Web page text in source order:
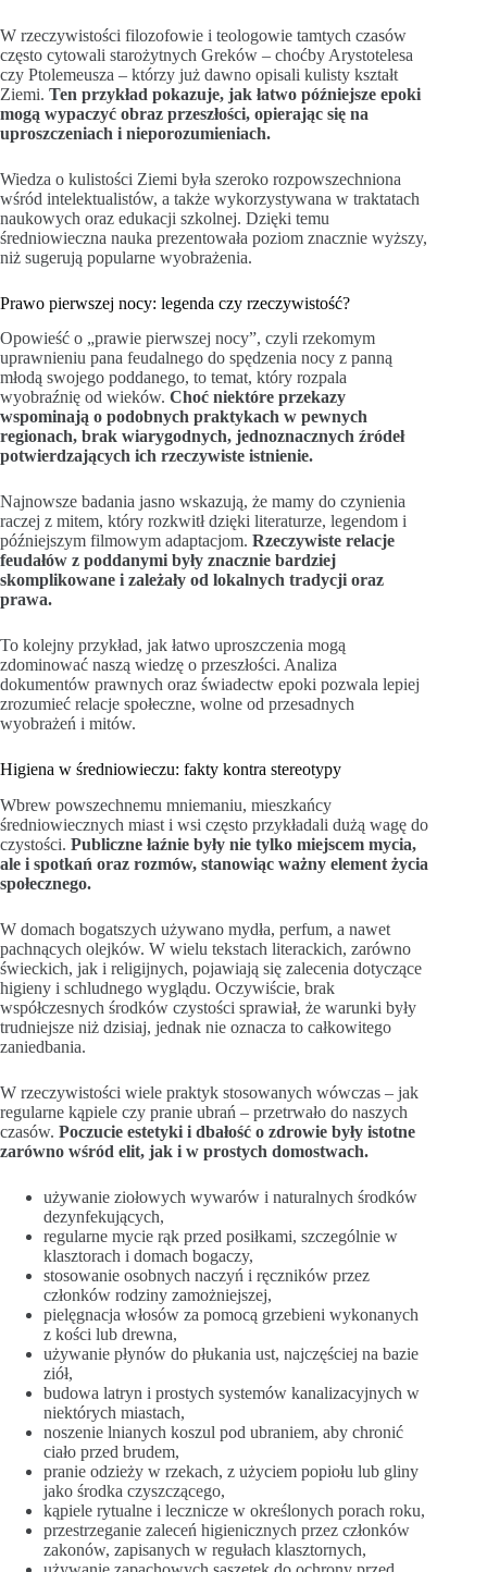
W rzeczywistości filozofowie i teologowie tamtych czasów
często cytowali starożytnych Greków – choćby Arystotelesa
czy Ptolemeusza – którzy już dawno opisali kulisty kształt
Ziemi. Ten przykład pokazuje, jak łatwo późniejsze epoki
mogą wypaczyć obraz przeszłości, opierając się na
uproszczeniach i nieporozumieniach.
Wiedza o kulistości Ziemi była szeroko rozpowszechniona
wśród intelektualistów, a także wykorzystywana w traktatach
naukowych oraz edukacji szkolnej. Dzięki temu
średniowieczna nauka prezentowała poziom znacznie wyższy,
niż sugerują popularne wyobrażenia.
Prawo pierwszej nocy: legenda czy rzeczywistość?
Opowieść o „prawie pierwszej nocy”, czyli rzekomym
uprawnieniu pana feudalnego do spędzenia nocy z panną
młodą swojego poddanego, to temat, który rozpala
wyobraźnię od wieków. Choć niektóre przekazy
wspominają o podobnych praktykach w pewnych
regionach, brak wiarygodnych, jednoznacznych źródeł
potwierdzających ich rzeczywiste istnienie.
Najnowsze badania jasno wskazują, że mamy do czynienia
raczej z mitem, który rozkwitł dzięki literaturze, legendom i
późniejszym filmowym adaptacjom. Rzeczywiste relacje
feudałów z poddanymi były znacznie bardziej
skomplikowane i zależały od lokalnych tradycji oraz
prawa.
To kolejny przykład, jak łatwo uproszczenia mogą
zdominować naszą wiedzę o przeszłości. Analiza
dokumentów prawnych oraz świadectw epoki pozwala lepiej
zrozumieć relacje społeczne, wolne od przesadnych
wyobrażeń i mitów.
Higiena w średniowieczu: fakty kontra stereotypy
Wbrew powszechnemu mniemaniu, mieszkańcy
średniowiecznych miast i wsi często przykładali dużą wagę do
czystości. Publiczne łaźnie były nie tylko miejscem mycia,
ale i spotkań oraz rozmów, stanowiąc ważny element życia
społecznego.
W domach bogatszych używano mydła, perfum, a nawet
pachnących olejków. W wielu tekstach literackich, zarówno
świeckich, jak i religijnych, pojawiają się zalecenia dotyczące
higieny i schludnego wyglądu. Oczywiście, brak
współczesnych środków czystości sprawiał, że warunki były
trudniejsze niż dzisiaj, jednak nie oznacza to całkowitego
zaniedbania.
W rzeczywistości wiele praktyk stosowanych wówczas – jak
regularne kąpiele czy pranie ubrań – przetrwało do naszych
czasów. Poczucie estetyki i dbałość o zdrowie były istotne
zarówno wśród elit, jak i w prostych domostwach.
używanie ziołowych wywarów i naturalnych środków
dezynfekujących,
regularne mycie rąk przed posiłkami, szczególnie w
klasztorach i domach bogaczy,
stosowanie osobnych naczyń i ręczników przez
członków rodziny zamożniejszej,
pielęgnacja włosów za pomocą grzebieni wykonanych
z kości lub drewna,
używanie płynów do płukania ust, najczęściej na bazie
ziół,
budowa latryn i prostych systemów kanalizacyjnych w
niektórych miastach,
noszenie lnianych koszul pod ubraniem, aby chronić
ciało przed brudem,
pranie odzieży w rzekach, z użyciem popiołu lub gliny
jako środka czyszczącego,
kąpiele rytualne i lecznicze w określonych porach roku,
przestrzeganie zaleceń higienicznych przez członków
zakonów, zapisanych w regułach klasztornych,